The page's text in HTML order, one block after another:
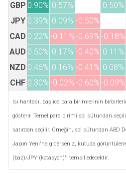
GBP 0.90% 0.57% 0.50%
JPY 0.39% 0.09% -0.50%
CAD 0.22% -0.11% -0.69% -0.18%
AUD 0.50% 0.17% -0.40% 0.11%
NZD 0.46% 0.16% -0.41% 0.08%
CHF 0.30% -0.02% -0.60% -0.09%
Isı haritası, başlıca para birimlerinin
gösterir. Temel para birimi sol sütundan
satırdan seçilir. Örneğin, sol sütundan ABD
Japon Yeni'na giderseniz, kutuda
(baz)/JPY (kotasyon)'i temsil edecektir.